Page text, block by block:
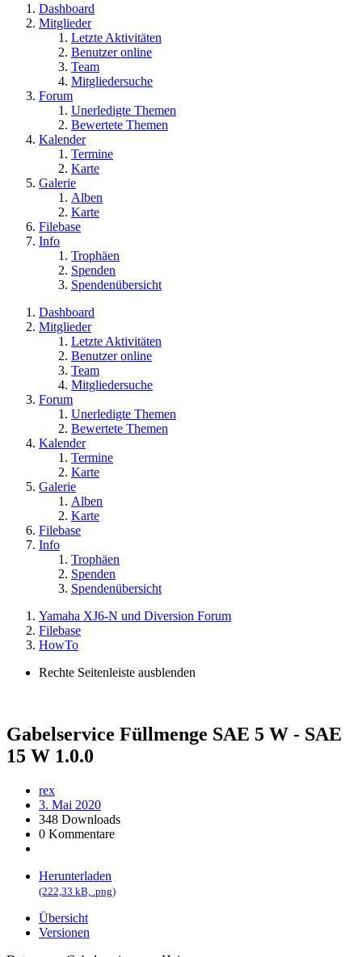
Dashboard
Mitglieder
Letzte Aktivitäten
Benutzer online
Team
Mitgliedersuche
Forum
Unerledigte Themen
Bewertete Themen
Kalender
Termine
Karte
Galerie
Alben
Karte
Filebase
Info
Trophäen
Spenden
Spendenübersicht
Dashboard
Mitglieder
Letzte Aktivitäten
Benutzer online
Team
Mitgliedersuche
Forum
Unerledigte Themen
Bewertete Themen
Kalender
Termine
Karte
Galerie
Alben
Karte
Filebase
Info
Trophäen
Spenden
Spendenübersicht
Yamaha XJ6-N und Diversion Forum
Filebase
HowTo
Rechte Seitenleiste ausblenden
Gabelservice Füllmenge SAE 5 W - SAE
15 W 1.0.0
rex
3. Mai 2020
348 Downloads
0 Kommentare
Herunterladen
(222,33 kB, .png)
Übersicht
Versionen